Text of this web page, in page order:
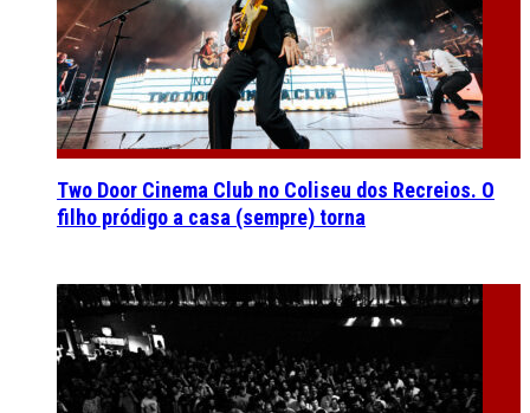
Two Door Cinema Club no Coliseu dos Recreios. O
filho pródigo a casa (sempre) torna